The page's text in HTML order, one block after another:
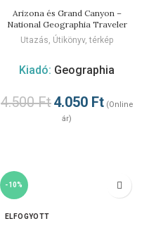
Arizona és Grand Canyon –
National Geographia Traveler
Utazás, Útikönyv, térkép
Kiadó: Geographia
4.500Ft4.050 Ft (Online
ár)
-10%
ELFOGYOTT